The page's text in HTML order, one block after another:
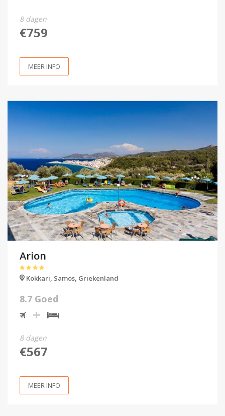
8 dagen
€759
MEER INFO
Arion
Kokkari, Samos, Griekenland
8.7 Goed
8 dagen
€567
MEER INFO